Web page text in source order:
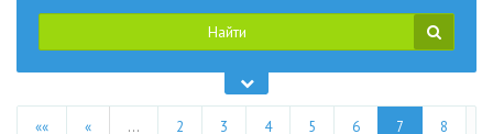
Найти
«« « … 2 3 4 5 6 7 8